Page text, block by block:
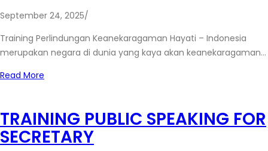
September 24, 2025/
Training Perlindungan Keanekaragaman Hayati – Indonesia
merupakan negara di dunia yang kaya akan keanekaragaman…
Read More
TRAINING PUBLIC SPEAKING FOR
SECRETARY